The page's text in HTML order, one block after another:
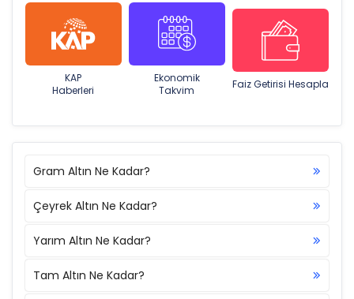
KAP
Haberleri
Ekonomik
Takvim
Faiz Getirisi Hesapla
Gram Altın Ne Kadar?
Çeyrek Altın Ne Kadar?
Yarım Altın Ne Kadar?
Tam Altın Ne Kadar?